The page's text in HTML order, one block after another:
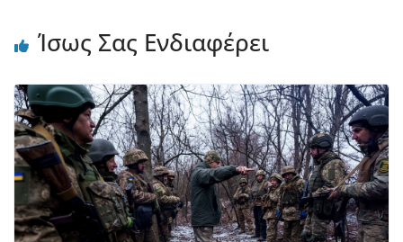
Ίσως Σας Ενδιαφέρει